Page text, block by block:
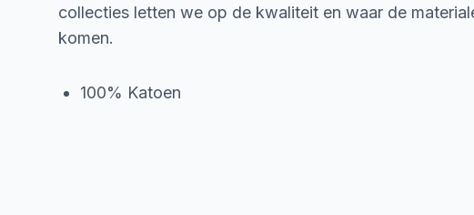
collecties letten we op de kwaliteit en waar de
komen.
100% Katoen